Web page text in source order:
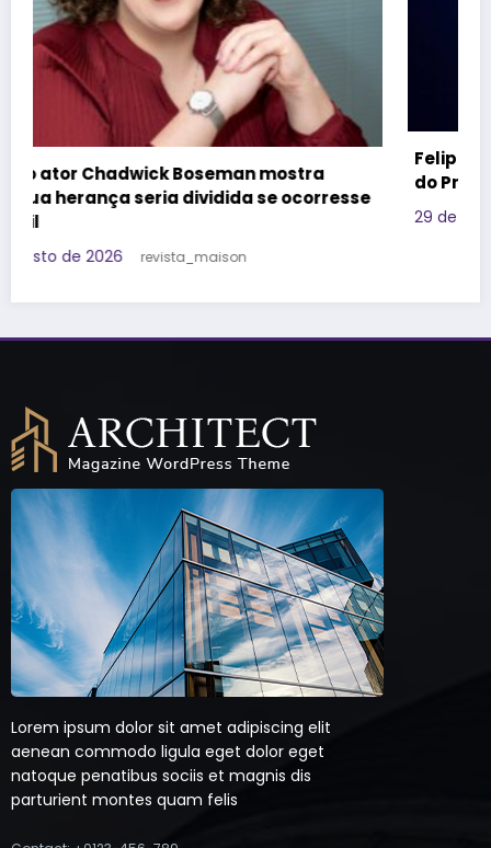
Felipe Titto e TOM Incorporadora participam
do Programa Roda de Negócios
Lorem ipsum dolor sit amet adipiscing elit
aenean commodo ligula eget dolor eget
natoque penatibus sociis et magnis dis
parturient montes quam felis